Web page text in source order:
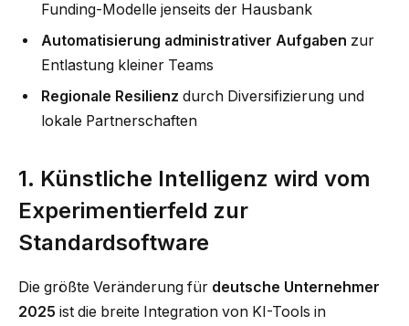
Funding-Modelle jenseits der Hausbank
Automatisierung administrativer Aufgaben zur
Entlastung kleiner Teams
Regionale Resilienz durch Diversifizierung und
lokale Partnerschaften
1. Künstliche Intelligenz wird vom
Experimentierfeld zur
Standardsoftware
Die größte Veränderung für deutsche Unternehmer
2025 ist die breite Integration von KI-Tools in